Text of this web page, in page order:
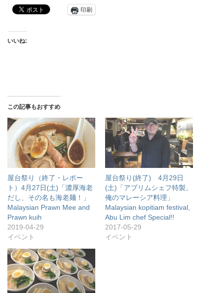
印刷
いいね:
この記事もおすすめ
屋台祭り（終了・レポー
ト）4月27日(土)「濃厚海老
だし、その名も海老麺！」
Malaysian Prawn Mee and
Prawn kuih
2019-04-29
イベント
屋台祭り(終了) 4月29日
(土)「アブリムシェフ特製。
俺のマレーシア料理」
Malaysian kopitiam festival,
Abu Lim chef Special!!
2017-05-29
イベント